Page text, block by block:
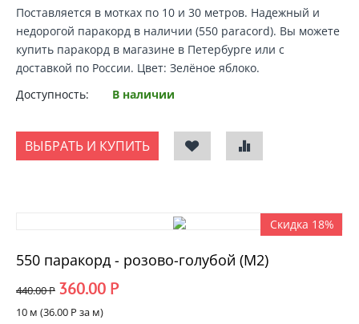
Поставляется в мотках по 10 и 30 метров. Надежный и
недорогой паракорд в наличии (550 paracord). Вы можете
купить паракорд в магазине в Петербурге или с
доставкой по России. Цвет: Зелёное яблоко.
Доступность:
В наличии
ВЫБРАТЬ И КУПИТЬ
Скидка 18%
550 паракорд - розово-голубой (М2)
440.00Р 360.00 Р
10 м (36.00 Р за м)